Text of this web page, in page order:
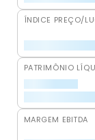
ÍNDICE PREÇO/
PATRIMÔNIO
MARGEM EBITDA